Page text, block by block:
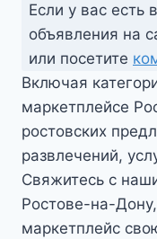
Если у вас
объявления на
или посетите
Включая
маркетплейсе
ростовских
развлечений,
Свяжитесь с
Ростове-на-
маркетплейс